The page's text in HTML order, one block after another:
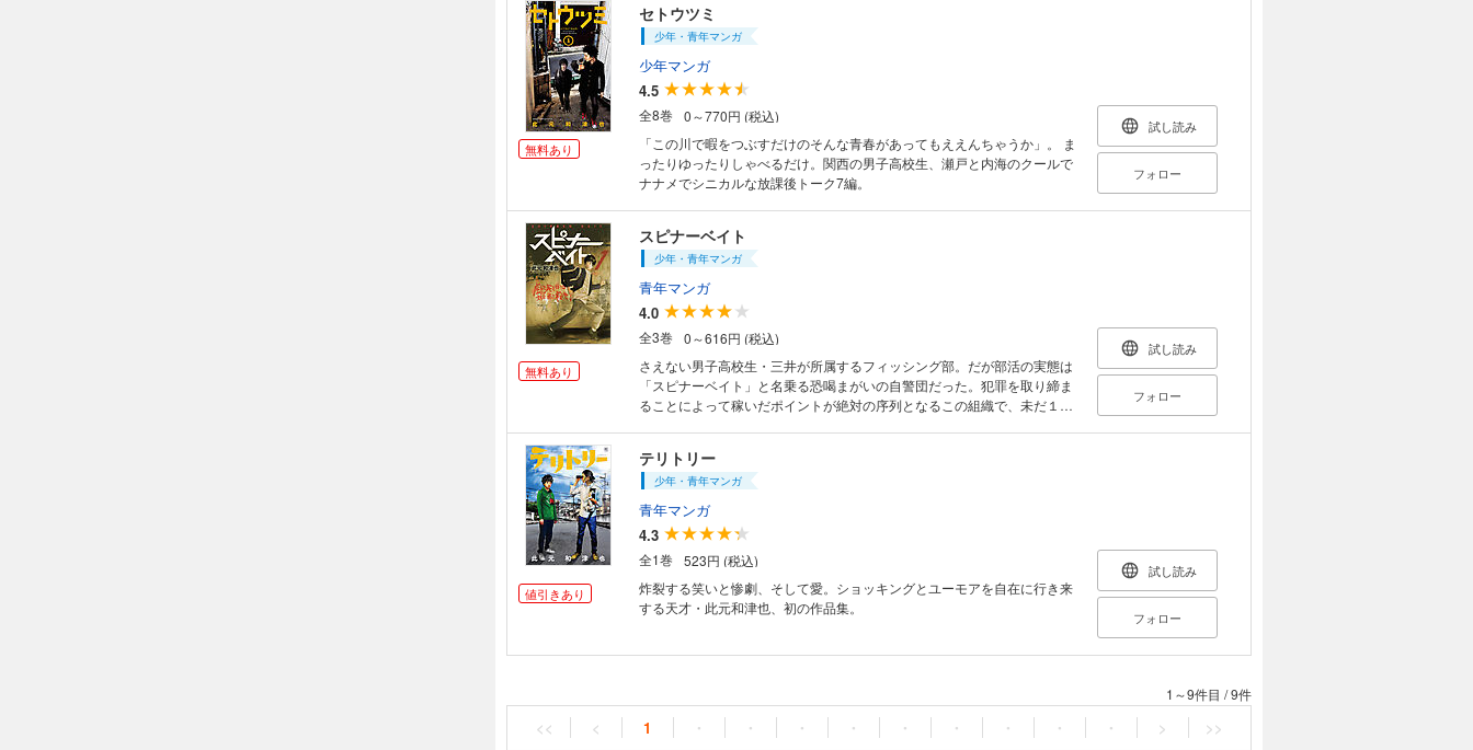
もうたくさんだ』…いま2人の男子高校生が立ち上がる！ ちっぽけな自分
でも何かを変えることができる。ダメな自分でも一歩踏み出せるかもしれ
ない。恋するあの子のため、500人の生徒の自由を手に入れるために、
「ブラック校則」と大人たちに立ち向かう。創楽＆中弥コンビが繰り広げ
る、奇想天外な戦い方とは？
無料あり
セトウツミ
少年・青年マンガ
少年マンガ
4.5
全8巻
0～770円 (税込)
「この川で暇をつぶすだけのそんな青春があってもええんちゃうか」。 ま
ったりゆったりしゃべるだけ。関西の男子高校生、瀬戸と内海のクールで
ナナメでシニカルな放課後トーク7編。
試し読み
フォロー
無料あり
スピナーベイト
少年・青年マンガ
青年マンガ
4.0
全3巻
0～616円 (税込)
さえない男子高校生・三井が所属するフィッシング部。だが部活の実態は
「スピナーベイト」と名乗る恐喝まがいの自警団だった。犯罪を取り締ま
ることによって稼いだポイントが絶対の序列となるこの組織で、未だ１ポ
試し読み
フォロー
値引きあり
テリトリー
少年・青年マンガ
青年マンガ
4.3
全1巻
523円 (税込)
炸裂する笑いと惨劇、そして愛。ショッキングとユーモアを自在に行き来
する天才・此元和津也、初の作品集。
試し読み
フォロー
1～9件目 /9件
<< < 1 ・ ・ ・ ・ ・ ・ ・ ・ ・ > >>